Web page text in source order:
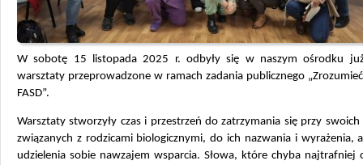
W sobotę 15 listopada 2025 r. odbyły się w naszym ośrodku
warsztaty przeprowadzone w ramach zadania publicznego
FASD”.
Warsztaty stworzyły czas i przestrzeń do zatrzymania się przy swoich
związanych z rodzicami biologicznymi, do ich nazwania i wyrażenia,
udzielenia sobie nawzajem wsparcia. Słowa, które chyba najtrafniej